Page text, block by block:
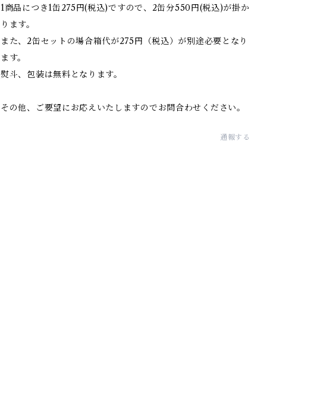
1商品につき1缶275円(税込)ですので、2缶分550円(税込)が掛か
ります。
また、2缶セットの場合箱代が275円（税込）が別途必要となり
ます。
熨斗、包装は無料となります。
その他、ご要望にお応えいたしますのでお問合わせください。
通報する